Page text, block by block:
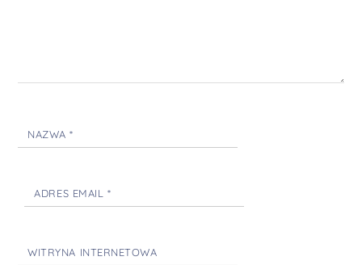
NAZWA*
ADRES EMAIL *
WITRYNA INTERNETOWA